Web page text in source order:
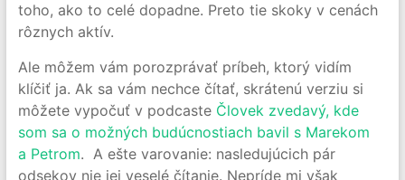
toho, ako to celé dopadne. Preto tie skoky v cenách
rôznych aktív.
Ale môžem vám porozprávať príbeh, ktorý vidím
klíčiť ja. Ak sa vám nechce čítať, skrátenú verziu si
môžete vypočuť v podcaste Človek zvedavý, kde
som sa o možných budúcnostiach bavil s Marekom
a Petrom. A ešte varovanie: nasledujúcich pár
odsekov nie jej veselé čítanie. Nepríde mi však